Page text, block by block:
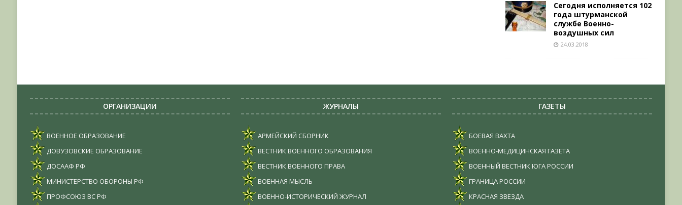
Сегодня исполняется 102
года штурманской
службе Военно-
воздушных сил
24.03.2018
ОРГАНИЗАЦИИ
ВОЕННОЕ ОБРАЗОВАНИЕ
ДОВУЗОВСКИЕ ОБРАЗОВАНИЕ
ДОСААФ РФ
МИНИСТЕРСТВО ОБОРОНЫ РФ
ПРОФСОЮЗ ВС РФ
ЖУРНАЛЫ
АРМЕЙСКИЙ СБОРНИК
ВЕСТНИК ВОЕННОГО ОБРАЗОВАНИЯ
ВЕСТНИК ВОЕННОГО ПРАВА
ВОЕННАЯ МЫСЛЬ
ВОЕННО-ИСТОРИЧЕСКИЙ ЖУРНАЛ
ГАЗЕТЫ
БОЕВАЯ ВАХТА
ВОЕННО-МЕДИЦИНСКАЯ ГАЗЕТА
ВОЕННЫЙ ВЕСТНИК ЮГА РОССИИ
ГРАНИЦА РОССИИ
КРАСНАЯ ЗВЕЗДА